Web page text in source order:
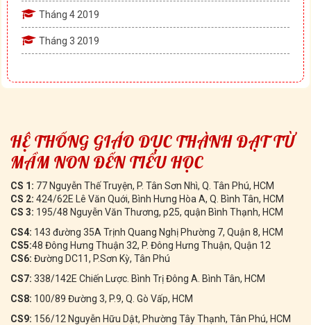
Tháng 4 2019
Tháng 3 2019
HỆ THỐNG GIÁO DỤC THÀNH ĐẠT TỪ
MẦM NON ĐẾN TIỂU HỌC
CS 1: 77 Nguyễn Thế Truyện, P. Tân Sơn Nhì, Q. Tân Phú, HCM
CS 2: 424/62E Lê Văn Quới, Bình Hưng Hòa A, Q. Bình Tân, HCM
CS 3: 195/48 Nguyễn Văn Thương, p25, quận Bình Thạnh, HCM
CS4: 143 đường 35A Trịnh Quang Nghị Phường 7, Quận 8, HCM
CS5:48 Đông Hưng Thuận 32, P. Đông Hưng Thuận, Quận 12
CS6: Đường DC11, P.Sơn Kỳ, Tân Phú
CS7: 338/142E Chiến Lược. Bình Trị Đông A. Bình Tân, HCM
CS8: 100/89 Đường 3, P.9, Q. Gò Vấp, HCM
CS9: 156/12 Nguyễn Hữu Dật, Phường Tây Thạnh, Tân Phú, HCM